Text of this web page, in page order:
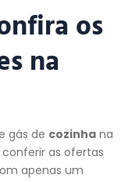
os
na
gás de cozinha na
conferir as ofertas
apenas um